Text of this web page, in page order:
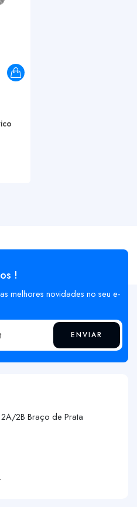
!
melhores novidades no seu e-
ENVIAR
2A/2B Braço de Prata